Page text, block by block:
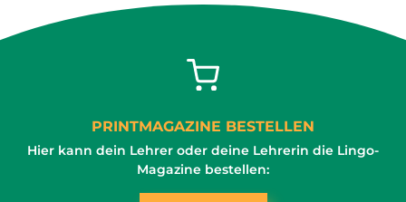
PRINTMAGAZINE BESTELLEN
Hier kann dein Lehrer oder deine Lehrerin die Lingo-
Magazine bestellen: